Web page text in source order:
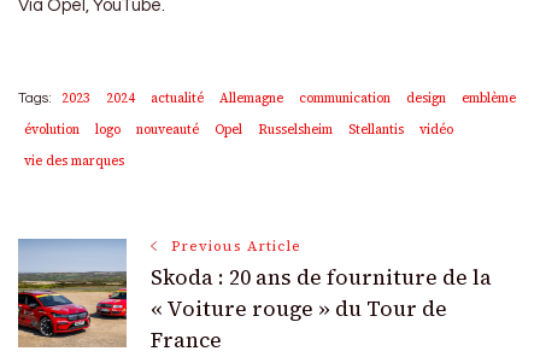
Via Opel, YouTube.
Tags: 2023 2024 actualité Allemagne communication design
emblème
évolution
logo nouveauté Opel Russelsheim Stellantis
vidéo
vie des marques
Post
Navigation
Previous Article
Skoda : 20 ans de fourniture de la
« Voiture rouge » du Tour de
France